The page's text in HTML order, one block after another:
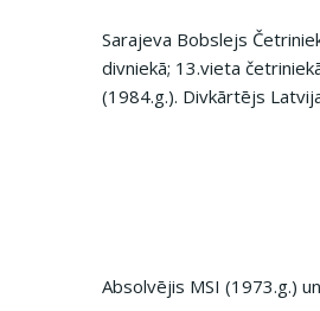
Sarajeva Bobslejs
divniekā; 13.vieta
(1984.g.). Divkārtējs
Absolvējis MSI (1973.g.)